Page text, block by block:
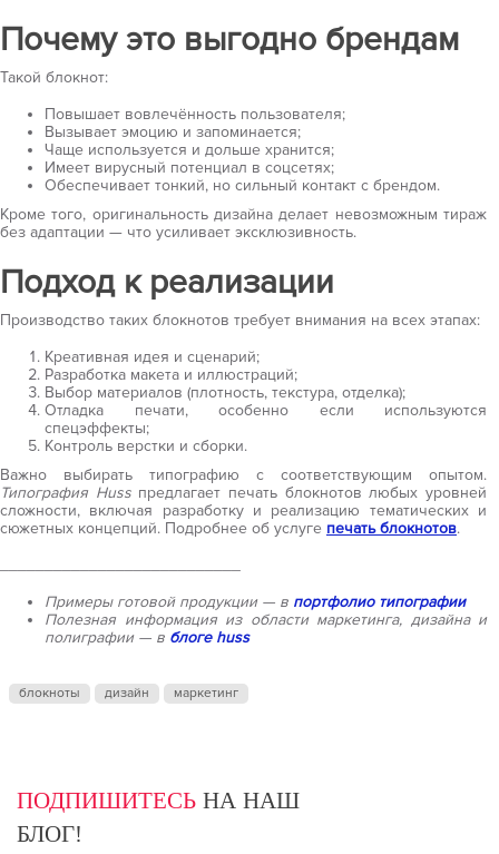
Почему это выгодно брендам
Такой блокнот:
Повышает вовлечённость пользователя;
Вызывает эмоцию и запоминается;
Чаще используется и дольше хранится;
Имеет вирусный потенциал в соцсетях;
Обеспечивает тонкий, но сильный контакт с брендом.
Кроме того, оригинальность дизайна делает невозможным тираж
без адаптации — что усиливает эксклюзивность.
Подход к реализации
Производство таких блокнотов требует внимания на всех этапах:
Креативная идея и сценарий;
Разработка макета и иллюстраций;
Выбор материалов (плотность, текстура, отделка);
Отладка печати, особенно если используются
спецэффекты;
Контроль верстки и сборки.
Важно выбирать типографию с соответствующим опытом.
Типография Hussпредлагает печать блокнотов любых уровней
сложности, включая разработку и реализацию тематических и
сюжетных концепций. Подробнее об услуге печать блокнотов.
Примеры готовой продукции — в портфолио типографии
Полезная информация из области маркетинга, дизайна и
полиграфии — в блоге huss
блокноты дизайн маркетинг
ПОДПИШИТЕСЬ НА НАШ
БЛОГ!